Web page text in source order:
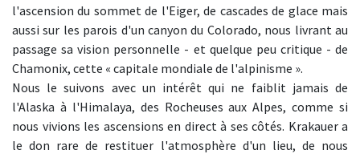
l'ascension du sommet de l'Eiger, de cascades de glace mais
aussi sur les parois d'un canyon du Colorado, nous livrant au
passage sa vision personnelle - et quelque peu critique - de
Chamonix, cette « capitale mondiale de l'alpinisme ».
Nous le suivons avec un intérêt qui ne faiblit jamais de
l'Alaska à l'Himalaya, des Rocheuses aux Alpes, comme si
nous vivions les ascensions en direct à ses côtés. Krakauer a
le don rare de restituer l'atmosphère d'un lieu, de nous